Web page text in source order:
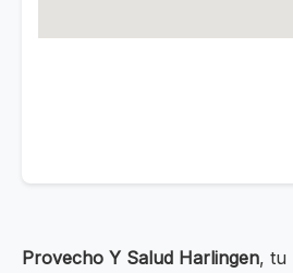
Provecho Y Salud Harlingen, tu